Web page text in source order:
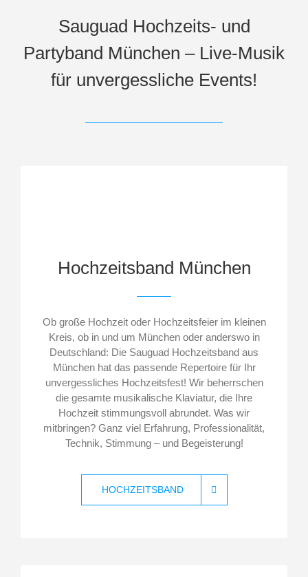
Sauguad Hochzeits- und
Partyband München – Live-Musik
für unvergessliche Events!
Hochzeitsband München
Ob große Hochzeit oder Hochzeitsfeier im kleinen
Kreis, ob in und um München oder anderswo in
Deutschland: Die Sauguad Hochzeitsband aus
Münchenhat das passende Repertoire für Ihr
unvergessliches Hochzeitsfest! Wir beherrschen
die gesamte musikalische Klaviatur, die Ihre
Hochzeit stimmungsvoll abrundet. Was wir
mitbringen? Ganz viel Erfahrung, Professionalität,
Technik, Stimmung – und Begeisterung!
HOCHZEITSBAND